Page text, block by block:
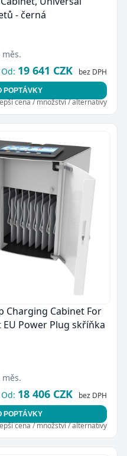
- černá
měs.
Od: 19 641 CZK bez DPH
POPTÁVKY
cena / množství / alternativy
Charging Cabinet For
Power Plug skříňka
měs.
Od: 18 406 CZK bez DPH
POPTÁVKY
cena / množství / alternativy